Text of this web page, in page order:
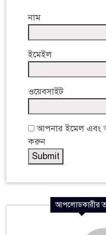
নাম
ইমেইল
ওয়েবসাইট
আপনার ইমেল এবং
করুন
আপলোডকারীর